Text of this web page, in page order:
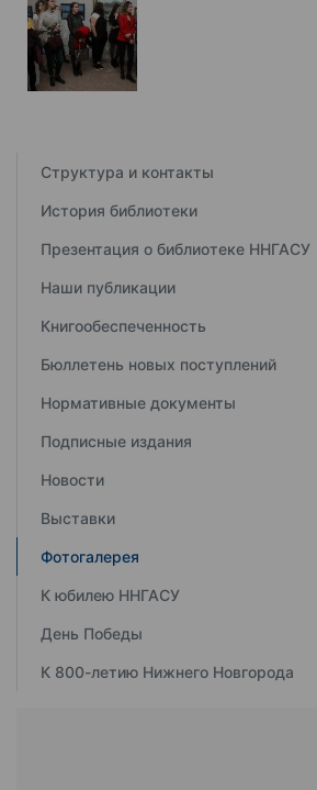
Структура и контакты
История библиотеки
Презентация о библиотеке ННГАСУ
Наши публикации
Книгообеспеченность
Бюллетень новых поступлений
Нормативные документы
Подписные издания
Новости
Выставки
Фотогалерея
К юбилею ННГАСУ
День Победы
К 800-летию Нижнего Новгорода